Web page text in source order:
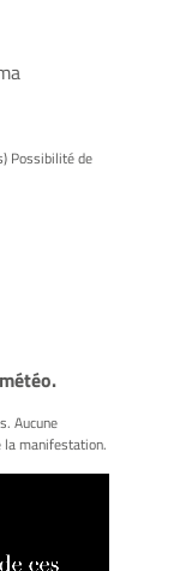
Possibilité de
Aucune
la manifestation.